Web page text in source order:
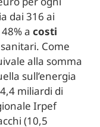
dai 316 ai
a costi
Come
alla somma
sull’energia
miliardi di
Irpef
(10,5